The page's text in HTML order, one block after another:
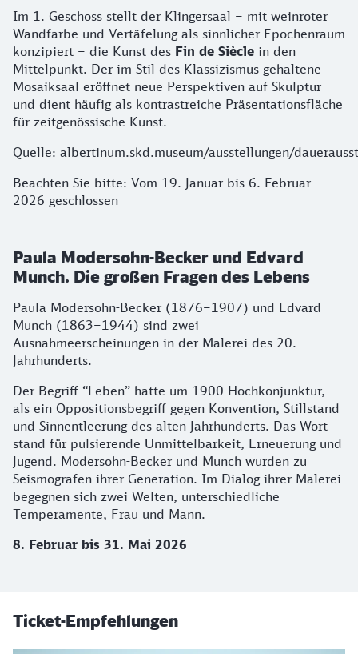
Im 1. Geschoss stellt der Klingersaal – mit weinroter
Wandfarbe und Vertäfelung als sinnlicher Epochenraum
konzipiert – die Kunst des Fin de Siècle in den
Mittelpunkt. Der im Stil des Klassizismus gehaltene
Mosaiksaal eröffnet neue Perspektiven auf Skulptur
und dient häufig als kontrastreiche Präsentationsfläche
für zeitgenössische Kunst.
Quelle: albertinum.skd.museum/ausstellungen/
Beachten Sie bitte: Vom 19. Januar bis 6. Februar
2026 geschlossen
Paula Modersohn-Becker und Edvard
Munch. Die großen Fragen des Lebens
Paula Modersohn-Becker (1876–1907) und Edvard
Munch (1863–1944) sind zwei
Ausnahmeerscheinungen in der Malerei des 20.
Jahrhunderts.
Der Begriff “Leben” hatte um 1900 Hochkonjunktur,
als ein Oppositionsbegriff gegen Konvention, Stillstand
und Sinnentleerung des alten Jahrhunderts. Das Wort
stand für pulsierende Unmittelbarkeit, Erneuerung und
Jugend. Modersohn-Becker und Munch wurden zu
Seismografen ihrer Generation. Im Dialog ihrer Malerei
begegnen sich zwei Welten, unterschiedliche
Temperamente, Frau und Mann.
8. Februar bis 31. Mai 2026
Ticket-Empfehlungen